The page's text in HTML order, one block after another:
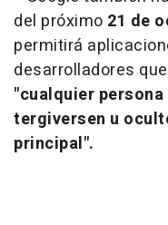
del próximo 21 de
permitirá
desarrolladores que
"cualquier
tergiversen u
principal".